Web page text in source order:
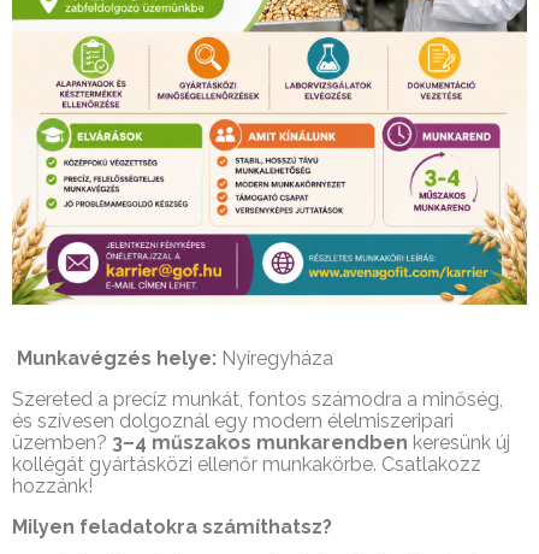
Munkavégzés helye: Nyíregyháza
Szereted a precíz munkát, fontos számodra a minőség,
és szívesen dolgoznál egy modern élelmiszeripari
üzemben? 3–4 műszakos munkarendben keresünk új
kollégát gyártásközi ellenőr munkakörbe. Csatlakozz
hozzánk!
Milyen feladatokra számíthatsz?